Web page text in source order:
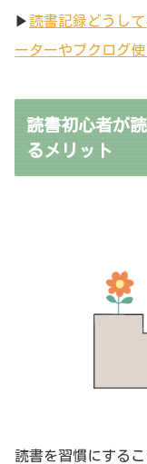
▶︎ 読書記録どうし
ーターやブクログ
読書初心者が
るメリット
読書を習慣にする